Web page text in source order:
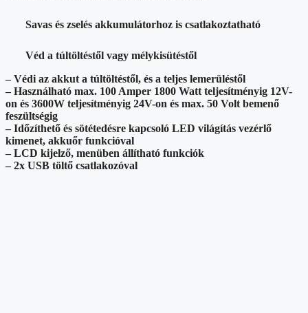
Savas és zselés akkumulátorhoz is csatlakoztatható
Véd a túltöltéstől vagy mélykisütéstől
– Védi az akkut a túltöltéstől, és a teljes lemerüléstől
– Használható max. 100 Amper 1800 Watt teljesítményig 12V-
on és 3600W teljesítményig 24V-on és max. 50 Volt bemenő
feszültségig
– Időzíthető és sötétedésre kapcsoló LED világítás vezérlő
kimenet, akkuőr funkcióval
– LCD kijelző, menüben állítható funkciók
– 2x USB töltő csatlakozóval